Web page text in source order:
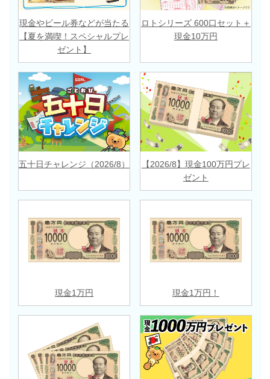
現金やビール券などが当たる
【夏を満喫！スペシャルプレ
ゼント】
ロトシリーズ 600口セット＋
現金10万円
五十日チャレンジ（2026/8）
【2026/8】現金100万円プレ
ゼント
現金1万円 現金1万円！